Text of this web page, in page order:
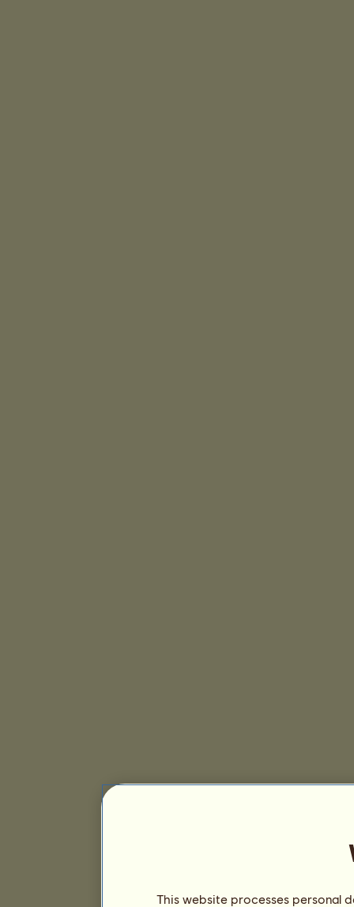
This website processes personal